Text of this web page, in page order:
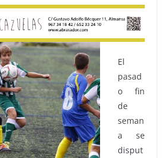
El
pasad
o fin
de
seman
a se
disput